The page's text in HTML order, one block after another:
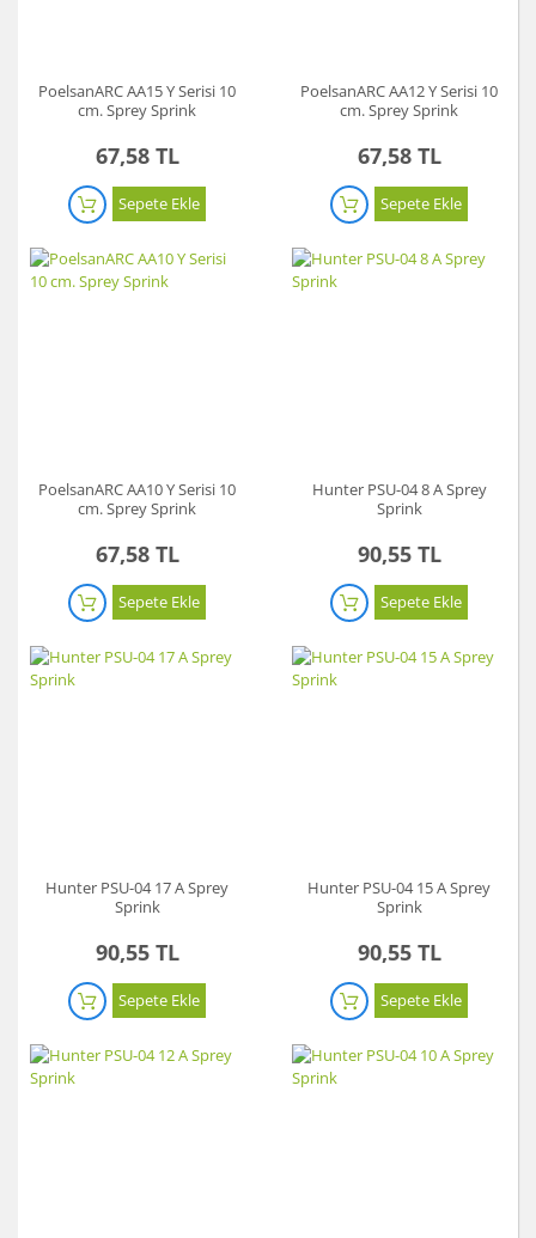
PoelsanARC AA15 Y Serisi 10
cm. Sprey Sprink
67,58 TL
Sepete Ekle
PoelsanARC AA12 Y Serisi 10
cm. Sprey Sprink
67,58 TL
Sepete Ekle
PoelsanARC AA10 Y Serisi 10
cm. Sprey Sprink
67,58 TL
Sepete Ekle
Hunter PSU-04 8 A Sprey
Sprink
90,55 TL
Sepete Ekle
Hunter PSU-04 17 A Sprey
Sprink
90,55 TL
Sepete Ekle
Hunter PSU-04 15 A Sprey
Sprink
90,55 TL
Sepete Ekle